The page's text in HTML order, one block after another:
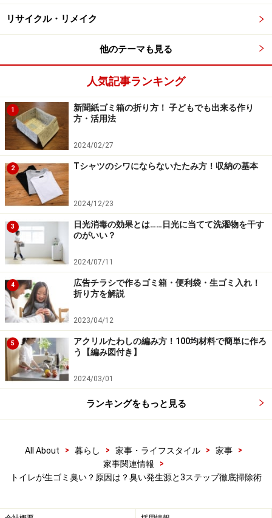
ので、臭い対策には飛び散り汚れを含めた策が肝心にな
それでは次から対策ステップ1、2、3をお届けします。
トイレの臭い対策1：日常編
使う人みんなの協力があればもっとラクになります
トイレの臭い対策には日頃の心がけが明暗を分けます。
グッズをセットして今日から始めましょう。
■トイレブラシの汚れは下水並み!? 衛生的な道具をセッ
ト
トイレブラシや、「洗い流せる拭き取りシート」または
「使い捨て古布（とゴミ箱）」のセットは必須です。家
事の知恵の記事「トイレブラシの汚れは下水並み」にも
書かれているとおり、汚れたブラシでのお掃除はせっか
くの掃除の効果が半減します。グッズも清潔に。
捨てできるものがおすすめです。
■「掃除」というより、「次に使う人へのエチケット」
リサイクル・リメイク
他のテーマも見る
人気記事ランキング
1
新聞紙ゴミ箱の折り方！ 子どもでも出来る作り
方・活用法
2024/02/27
2 Tシャツのシワにならないたたみ方！収納の基本
2024/12/23
3
日光消毒の効果とは……日光に当てて洗濯物を干す
のがいい？
2024/07/11
4
広告チラシで作るゴミ箱・便利袋・生ゴミ入れ！
折り方を解説
2023/04/12
5
アクリルたわしの編み方！100均材料で簡単に作ろ
う【編み図付き】
2024/03/01
ランキングをもっと見る
All About > 暮らし > 家事・ライフスタイル > 家事
>
家事関連情報
>
トイレが生ゴミ臭い？原因は？臭い発生源と3ステップ徹底掃除術